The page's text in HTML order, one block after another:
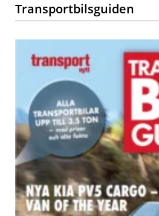
Transportbilsguiden